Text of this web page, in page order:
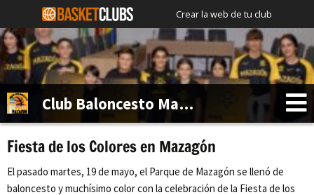
Crear la web de tu club
Club Baloncesto Mazagón
Fiesta de los Colores en Mazagón
El pasado martes, 19 de mayo, el Parque de Mazagón se llenó de
baloncesto y muchísimo color con la celebración de la Fiesta de los